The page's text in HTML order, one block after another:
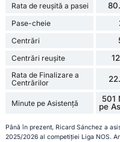
Rata de reușită a pasei
Pase-cheie
Centrări
Centrări reușite 12
Rata de Finalizare a
Centrărilor
Minute pe Asistență
501
pe
Până în prezent, Ricard Sánchez a
2025/2026 al competiției Liga NOS.